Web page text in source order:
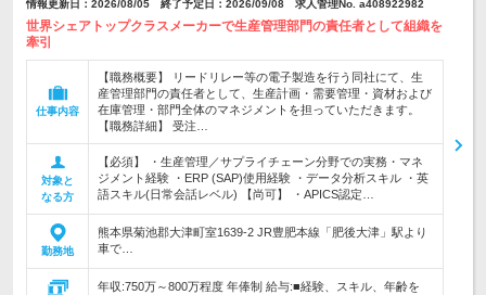
情報更新日：2026/08/05 終了予定日：2026/09/08 求人管理No. a408922982
世界シェアトップクラスメーカーで生産管理部門の責任者として組織を
牽引
仕事内容
【職務概要】 リードリレー等の電子製造を行う同社にて、生
産管理部門の責任者として、生産計画・需要管理・資材および
在庫管理・部門全体のマネジメントを担っていただきます。
【職務詳細】 受注…
対象と
なる方
【必須】 ・生産管理／サプライチェーン分野での実務・マネ
ジメント経験 ・ERP (SAP)使用経験 ・データ分析スキル ・英
語スキル(日常会話レベル) 【尚可】 ・APICS認定…
勤務地
熊本県菊池郡大津町室1639-2 JR豊肥本線「肥後大津」駅より
車で…
年収:750万～800万程度 年俸制 給与:■経験、スキル、年齢を